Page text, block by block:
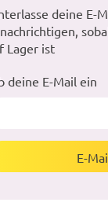
deine E-
Lager ist
deine E-Mail ein
E-